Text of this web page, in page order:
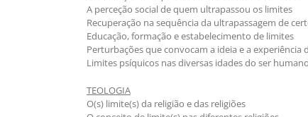
A perceção social de quem ultrapassou os limites
Recuperação na sequência da ultrapassagem de
Educação, formação e estabelecimento de limites
Perturbações que convocam a ideia e a experiência
Limites psíquicos nas diversas idades do ser humano
TEOLOGIA
O(s) limite(s) da religião e das religiões